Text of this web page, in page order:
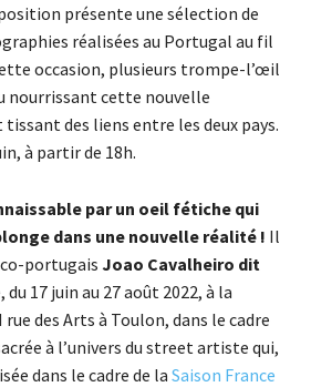
présente une sélection de
réalisées au Portugal au fil
occasion, plusieurs trompe-l’œil
nourrissant cette nouvelle
des liens entre les deux pays.
à partir de 18h.
par un oeil fétiche qui
dans une nouvelle réalité ! Il
portugais Joao Cavalheiro dit
du 17 juin au 27 août 2022, à la
rue des Arts à Toulon, dans le cadre
à l’univers du street artiste qui,
dans le cadre de la Saison France